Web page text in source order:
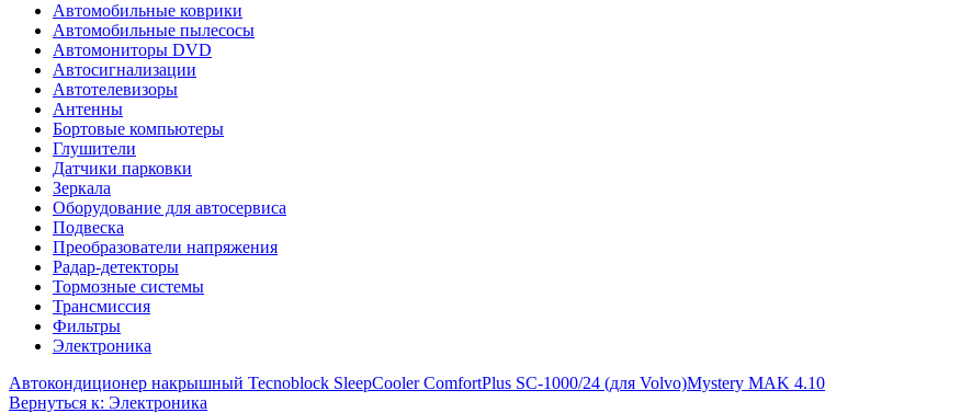
Автомобильные коврики
Автомобильные пылесосы
Автомониторы DVD
Автосигнализации
Автотелевизоры
Антенны
Бортовые компьютеры
Глушители
Датчики парковки
Зеркала
Оборудование для автосервиса
Подвеска
Преобразователи напряжения
Радар-детекторы
Тормозные системы
Трансмиссия
Фильтры
Электроника
Автокондиционер накрышный Tecnoblock SleepCooler ComfortPlus SС-1000/24 (для Volvo)Mystery MAK 4.10
Вернуться к: Электроника